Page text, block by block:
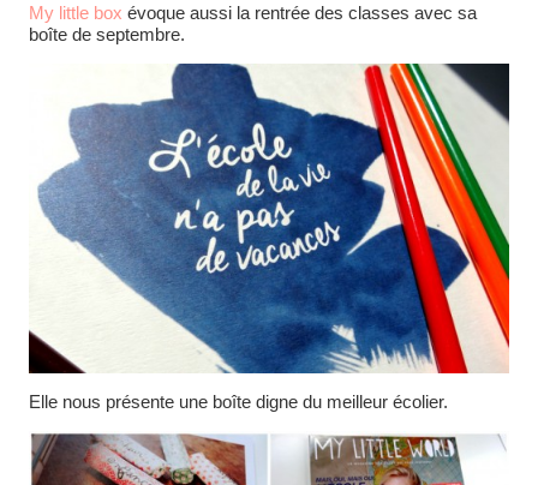
My little box évoque aussi la rentrée des classes avec sa
boîte de septembre.
Elle nous présente une boîte digne du meilleur écolier.